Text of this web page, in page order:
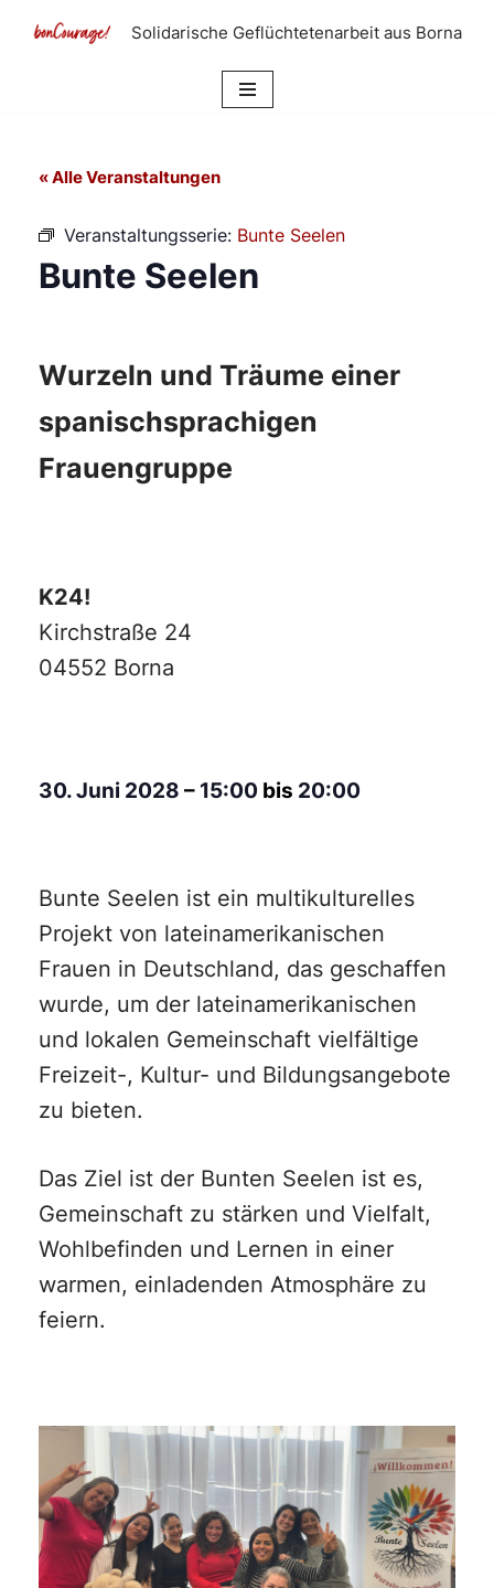
Solidarische Geflüchtetenarbeit aus Borna
« Alle Veranstaltungen
Veranstaltungsserie: Bunte Seelen
Bunte Seelen
Wurzeln und Träume einer
spanischsprachigen
Frauengruppe
K24!
Kirchstraße 24
04552 Borna
30. Juni 2028 – 15:00 bis 20:00
Bunte Seelen ist ein multikulturelles
Projekt von lateinamerikanischen
Frauen in Deutschland, das geschaffen
wurde, um der lateinamerikanischen
und lokalen Gemeinschaft vielfältige
Freizeit-, Kultur- und Bildungsangebote
zu bieten.
Das Ziel ist der Bunten Seelen ist es,
Gemeinschaft zu stärken und Vielfalt,
Wohlbefinden und Lernen in einer
warmen, einladenden Atmosphäre zu
feiern.